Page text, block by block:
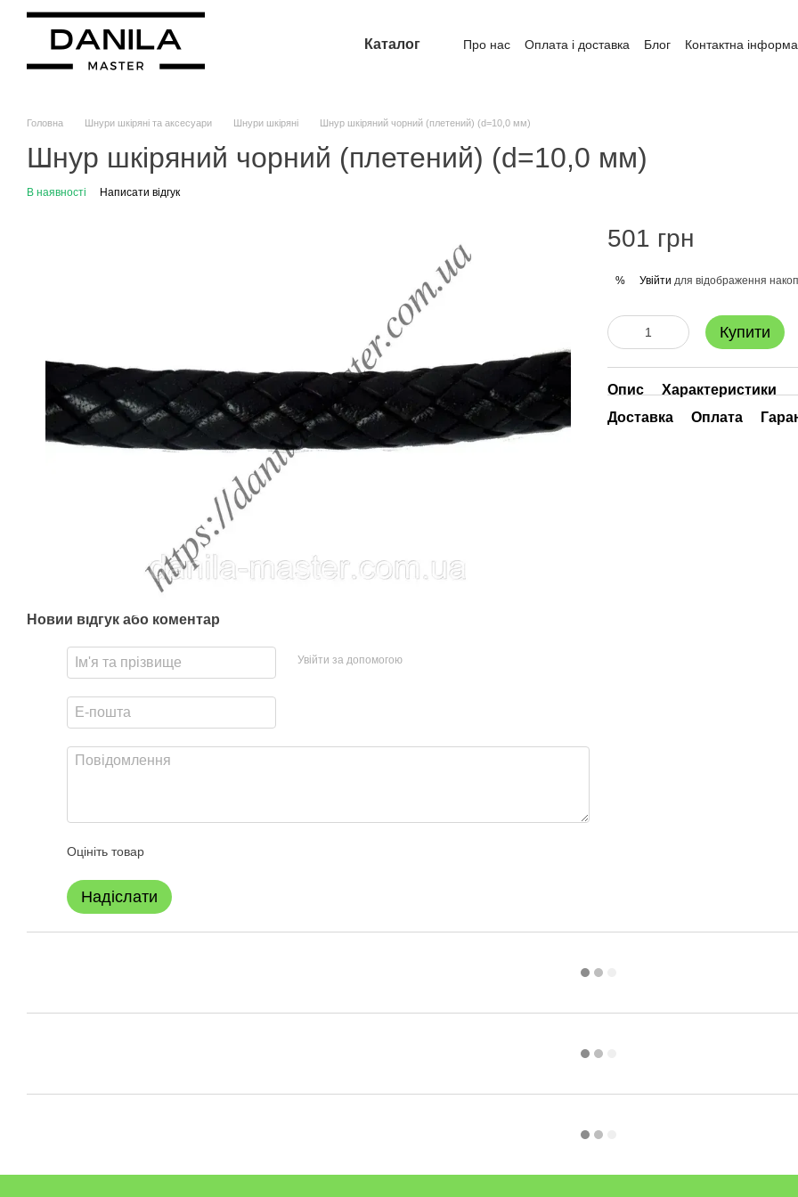
Перейти до основного контенту
Каталог Про нас Оплата і доставка Блог Контактна
Головна Шнури шкіряні та аксесуари Шнури шкіряні Шнур шкіряний чорний (плетений) (d=10,0 мм)
Шнур шкіряний чорний (плетений) (d=10,0 мм)
В наявності Написати відгук
Новий відгук або коментар
Увійти за допомогою
Оцініть товар
Надіслати
501 грн
% Увійти для відображення
Купити
Опис
Характеристики
Доставка
Оплата